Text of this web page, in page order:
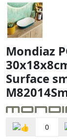
Mondiaz
Surface
0